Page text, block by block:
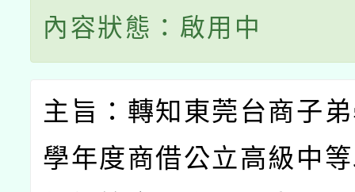
內容狀態：啟用中
主旨：轉知東莞台商子
學年度商借公立高級中